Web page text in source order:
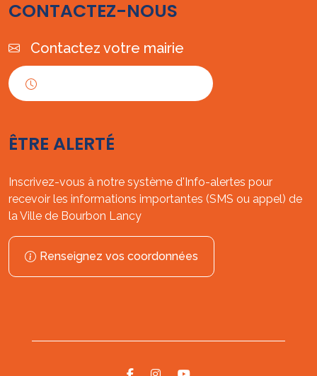
CONTACTEZ-NOUS
Contactez votre mairie
ÊTRE ALERTÉ
Inscrivez-vous à notre système d'Info-alertes pour
recevoir les informations importantes (SMS ou appel) de
la Ville de Bourbon Lancy
Renseignez vos coordonnées